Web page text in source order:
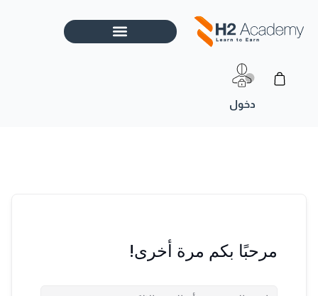
المحتوى
Cart
مرحبًا بكم مرة أخرى!